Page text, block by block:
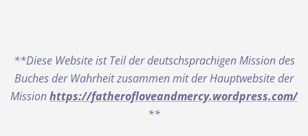
**Diese Website ist Teil der deutschsprachigen Mission des
Buches der Wahrheit zusammen mit der Hauptwebsite der
Missionhttps://fatherofloveandmercy.wordpress.com/
**